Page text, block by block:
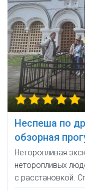
Неспеша по
обзорная
Неторопливая
неторопливых
с расстановкой.